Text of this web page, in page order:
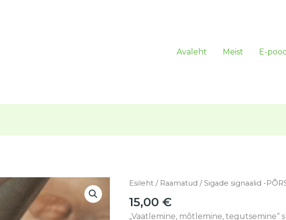
Avaleht Meist E-pood
Esileht / Raamatud / Sigade signaalid -
15,00€
„Vaatlemine, mõtlemine, tegutsemine“
Sigade
-
PÕRSAD